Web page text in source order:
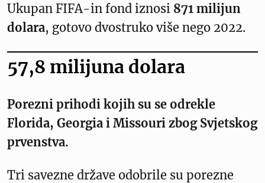
Ukupan FIFA-in fond iznosi 871 milijun
dolara, gotovo dvostruko više nego 2022.
57,8 milijuna dolara
Porezni prihodi kojih su se odrekle
Florida, Georgia i Missouri zbog Svjetskog
prvenstva.
Tri savezne države odobrile su porezne